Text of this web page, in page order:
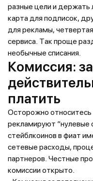
разные цели и
карта для подписок,
для рекламы,
сервиса. Так проще
необычные списания.
Комиссия:
платить
Осторожно
рекламируют “нулевые
стейблкоинов в фиат
сетевые расходы,
партнеров. Честные
комиссии открыто.